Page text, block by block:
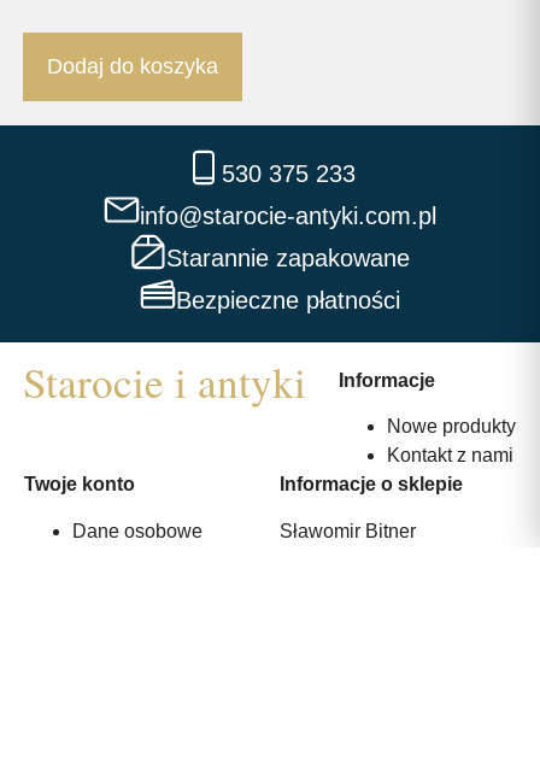
Dodaj do koszyka
530 375 233
info@starocie-antyki.com.pl
Starannie zapakowane
Bezpieczne płatności
Informacje
Nowe produkty
Kontakt z nami
Twoje konto
Dane osobowe
Informacje o sklepie
Sławomir Bitner